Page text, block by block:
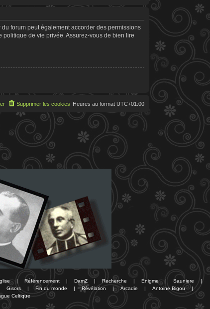
forum peut également accorder des permissions
politique de vie privée. Assurez-vous de bien lire
Heures au format UTC+01:00
Supprimer les cookies
| Référencement | DamZ | Recherche | Enigme | Sauniere
|
Gisors | Fin du monde | Révélation | Arcadie | Antoine Bigou
|
Celtique